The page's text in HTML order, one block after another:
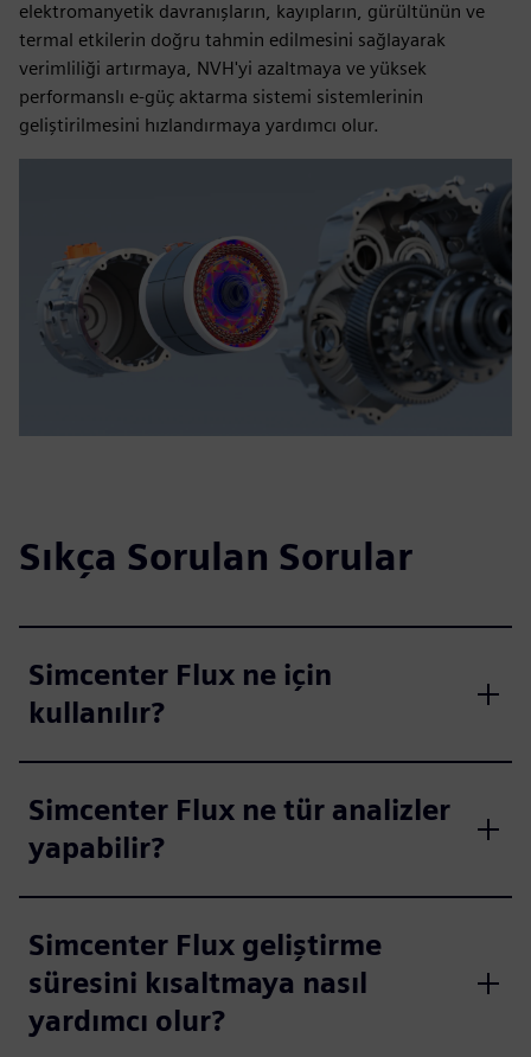
elektromanyetik davranışların, kayıpların, gürültünün ve
termal etkilerin doğru tahmin edilmesini sağlayarak
verimliliği artırmaya, NVH'yi azaltmaya ve yüksek
performanslı e-güç aktarma sistemi sistemlerinin
geliştirilmesini hızlandırmaya yardımcı olur.
Sıkça Sorulan Sorular
Simcenter Flux ne için
kullanılır?
Simcenter Flux ne tür analizler
yapabilir?
Simcenter Flux geliştirme
süresini kısaltmaya nasıl
yardımcı olur?